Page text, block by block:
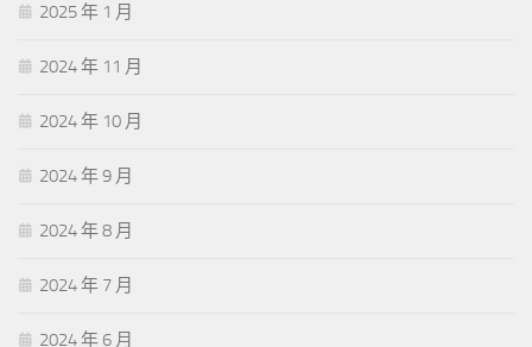
2025 年 1 月
2024 年 11 月
2024 年 10 月
2024 年 9 月
2024 年 8 月
2024 年 7 月
2024 年 6 月